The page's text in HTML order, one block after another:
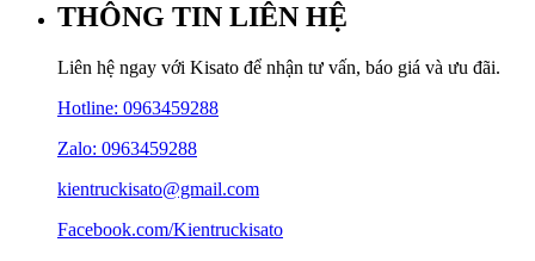
THÔNG TIN LIÊN HỆ
Liên hệ ngay với Kisato để nhận tư vấn, báo giá và ưu đãi.
Hotline: 0963459288
Zalo: 0963459288
kientruckisato@gmail.com
Facebook.com/Kientruckisato